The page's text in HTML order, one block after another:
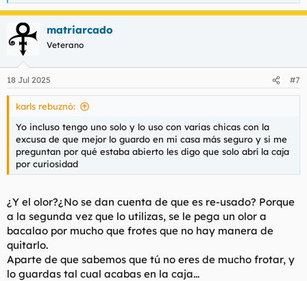
e
a
c
e
s
matriarcado
Veterano
18 Jul 2025 #7
karls rebuznó:
Yo incluso tengo uno solo y lo uso con varias chicas con la
excusa de que mejor lo guardo en mi casa más seguro y si me
preguntan por qué estaba abierto les digo que solo abrí la caja
por curiosidad
¿Y el olor?¿No se dan cuenta de que es re-usado? Porque
a la segunda vez que lo utilizas, se le pega un olor a
bacalao por mucho que frotes que no hay manera de
quitarlo.
Aparte de que sabemos que tú no eres de mucho frotar, y
lo guardas tal cual acabas en la caja...